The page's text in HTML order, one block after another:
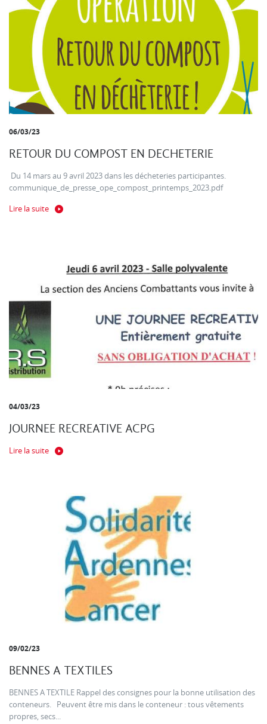
06/03/23
RETOUR DU COMPOST EN DECHETERIE
Du 14 mars au 9 avril 2023 dans les décheteries participantes.
communique_de_presse_ope_compost_printemps_2023.pdf
Lire la suite
04/03/23
JOURNEE RECREATIVE ACPG
Lire la suite
09/02/23
BENNES A TEXTILES
BENNES A TEXTILE Rappel des consignes pour la bonne utilisation des
conteneurs. Peuvent être mis dans le conteneur : tous vêtements
propres, secs...